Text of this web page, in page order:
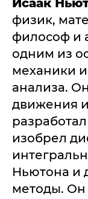
Исаак
физик,
философ и
одним из
механики
анализа.
движения
изобрел
Ньютона и
методы. Он